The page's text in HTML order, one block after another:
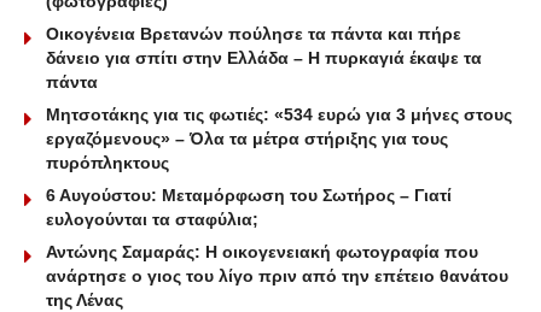
Οικογένεια Βρετανών πούλησε τα πάντα και πήρε
δάνειο για σπίτι στην Ελλάδα – Η πυρκαγιά έκαψε τα
πάντα
Μητσοτάκης για τις φωτιές: «534 ευρώ για 3 μήνες στους
εργαζόμενους» – Όλα τα μέτρα στήριξης για τους
πυρόπληκτους
6 Αυγούστου: Μεταμόρφωση του Σωτήρος – Γιατί
ευλογούνται τα σταφύλια;
Αντώνης Σαμαράς: Η οικογενειακή φωτογραφία που
ανάρτησε ο γιος του λίγο πριν από την επέτειο θανάτου
της Λένας